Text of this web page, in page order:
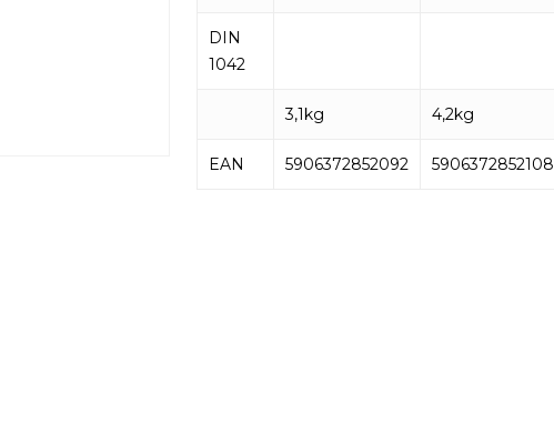
DIN
1042
3,1kg 4,2kg
EAN 5906372852092 5906372852108